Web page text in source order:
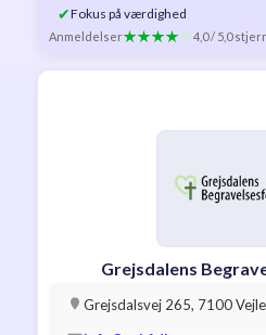
✔Fokus på værdighed
Anmeldelser 4,0 / 5,0
Grejsdalens
Grejsdalsvej 265, 7100 Vejle